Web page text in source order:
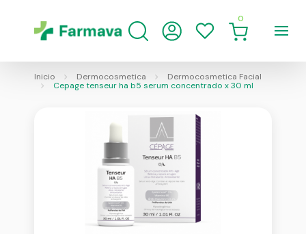
0
Inicio Dermocosmetica
Dermocosmetica Facial
Cepage tenseur ha b5 serum concentrado x 30 ml